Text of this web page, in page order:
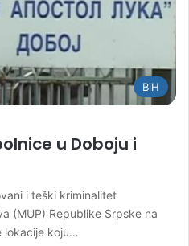
BiH
u Doboju i
i teški kriminalitet
(MUP) Republike Srpske na
lokacije koju…